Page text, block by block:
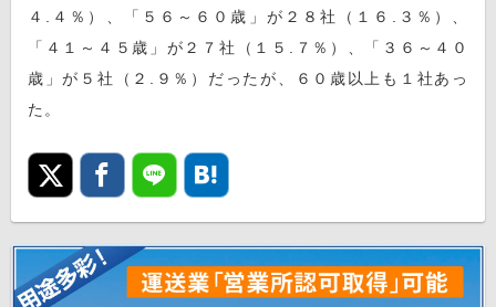
４.４％）、「５６～６０歳」が２８社（１６.３％）、
「４１～４５歳」が２７社（１５.７％）、「３６～４０
歳」が５社（２.９％）だったが、６０歳以上も１社あっ
た。